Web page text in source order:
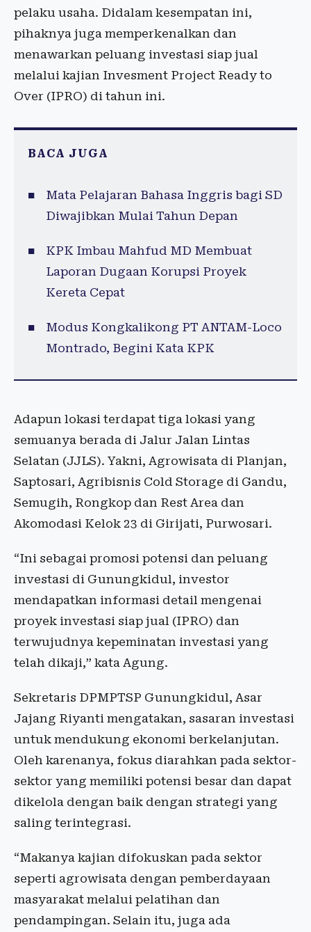
pelaku usaha. Didalam kesempatan ini,
pihaknya juga memperkenalkan dan
menawarkan peluang investasi siap jual
melalui kajian Invesment Project Ready to
Over (IPRO) di tahun ini.
BACA JUGA
Mata Pelajaran Bahasa Inggris bagi SD
Diwajibkan Mulai Tahun Depan
KPK Imbau Mahfud MD Membuat
Laporan Dugaan Korupsi Proyek
Kereta Cepat
Modus Kongkalikong PT ANTAM-Loco
Montrado, Begini Kata KPK
Adapun lokasi terdapat tiga lokasi yang
semuanya berada di Jalur Jalan Lintas
Selatan (JJLS). Yakni, Agrowisata di Planjan,
Saptosari, Agribisnis Cold Storage di Gandu,
Semugih, Rongkop dan Rest Area dan
Akomodasi Kelok 23 di Girijati, Purwosari.
“Ini sebagai promosi potensi dan peluang
investasi di Gunungkidul, investor
mendapatkan informasi detail mengenai
proyek investasi siap jual (IPRO) dan
terwujudnya kepeminatan investasi yang
telah dikaji,” kata Agung.
Sekretaris DPMPTSP Gunungkidul, Asar
Jajang Riyanti mengatakan, sasaran investasi
untuk mendukung ekonomi berkelanjutan.
Oleh karenanya, fokus diarahkan pada sektor-
sektor yang memiliki potensi besar dan dapat
dikelola dengan baik dengan strategi yang
saling terintegrasi.
“Makanya kajian difokuskan pada sektor
seperti agrowisata dengan pemberdayaan
masyarakat melalui pelatihan dan
pendampingan. Selain itu, juga ada